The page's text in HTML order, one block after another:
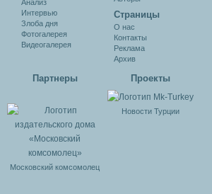
Анализ
Интервью
Злоба дня
Фотогалерея
Видеогалерея
Cтраницы
О нас
Контакты
Реклама
Архив
Партнеры
Московский комсомолец
Проекты
Новости Турции